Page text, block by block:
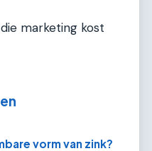
marketing kost
vorm van zink?